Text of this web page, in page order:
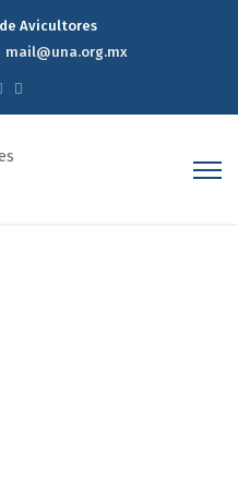
Avicultores
mail@una.org.mx